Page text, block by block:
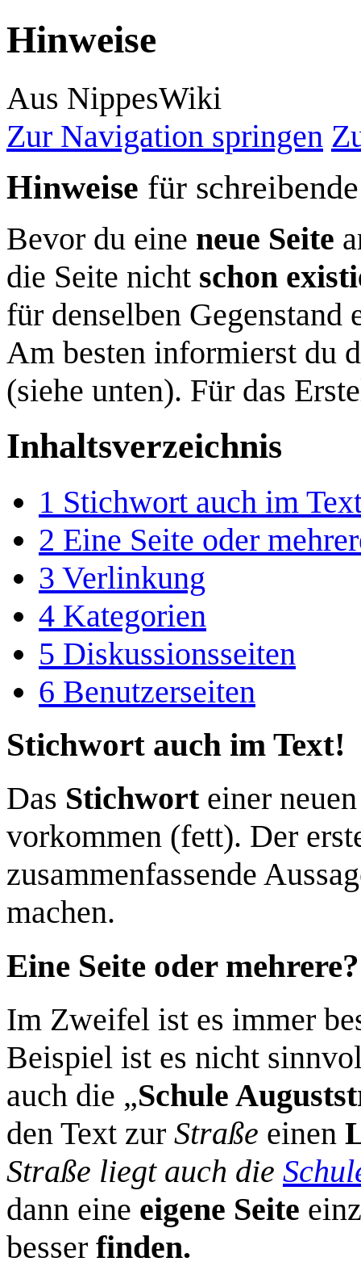
Hinweise
Aus NippesWiki
Zur Navigation springen
Hinweise für
Bevor du eine neue Seite
die Seite nicht schon
für denselben Gegenstand
Am besten informierst du
(siehe unten). Für das
Inhaltsverzeichnis
1 Stichwort auch im
2 Eine Seite oder
3 Verlinkung
4 Kategorien
5 Diskussionsseiten
6 Benutzerseiten
Stichwort auch im Text!
Das Stichworteiner
vorkommen (fett). Der
zusammenfassende
machen.
Eine Seite oder mehrere?
Im Zweifel ist es immer
Beispiel ist es nicht
auch die „Schule
den Text zur Straße einen
Straße liegt auch die
dann eine eigene Seite
besser finden.